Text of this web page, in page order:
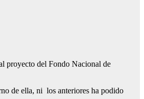
proyecto del Fondo Nacional de
de ella, ni los anteriores ha podido